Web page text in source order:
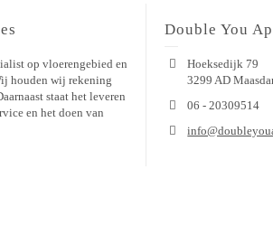
op vloerengebied en
houden wij rekening
staat het leveren
en het doen van
Double You
Hoeksedijk 79
3299 AD
06 - 20309514